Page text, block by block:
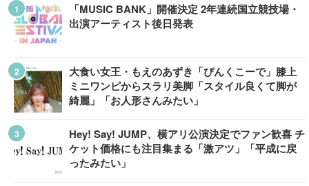
「MUSIC BANK」開催決定 2年連続国立競技場・
出演アーティスト後日発表
大食い女王・もえのあずき「ぴんくこーで」膝上
ミニワンピからスラリ美脚「スタイル良くて脚が
綺麗」「お人形さんみたい」
Hey! Say! JUMP、横アリ公演決定でファン歓喜 チ
ケット価格にも注目集まる「激アツ」「平成に戻
ったみたい」